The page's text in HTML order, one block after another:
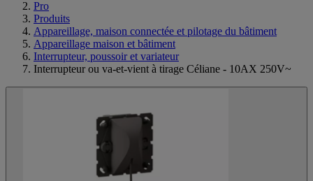
Pro
Produits
Appareillage, maison connectée et pilotage du bâtiment
Appareillage maison et bâtiment
Interrupteur, poussoir et variateur
Interrupteur ou va-et-vient à tirage Céliane - 10AX 250V~